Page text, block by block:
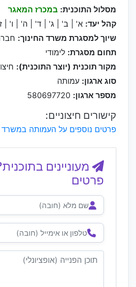
מסלול התוכנית: במכרז המאגר
קהל יעד: א' | ב' | ג' | ד' | ה' | ו' |
שיוך למסגרת משרד החינוך:
תחום מסגרת: לימודי
מקור תוכנית (יוצר התוכנית):
סוג ארגון: עמותה
מספר ארגון:
קישורים חיצוניים:
פרטים נוספים על העמותה
מעוניינים
פרטים